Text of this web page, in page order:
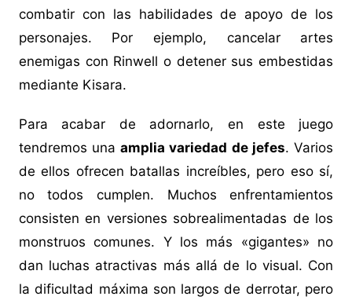
combatir con las habilidades de apoyo de los
personajes. Por ejemplo, cancelar artes
enemigas con Rinwell o detener sus embestidas
mediante Kisara.
Para acabar de adornarlo, en este juego
tendremos unaamplia variedad de jefes. Varios
de ellos ofrecen batallas increíbles, pero eso sí,
no todos cumplen. Muchos enfrentamientos
consisten en versiones sobrealimentadas de los
monstruos comunes. Y los más «gigantes» no
dan luchas atractivas más allá de lo visual. Con
la dificultad máxima son largos de derrotar, pero